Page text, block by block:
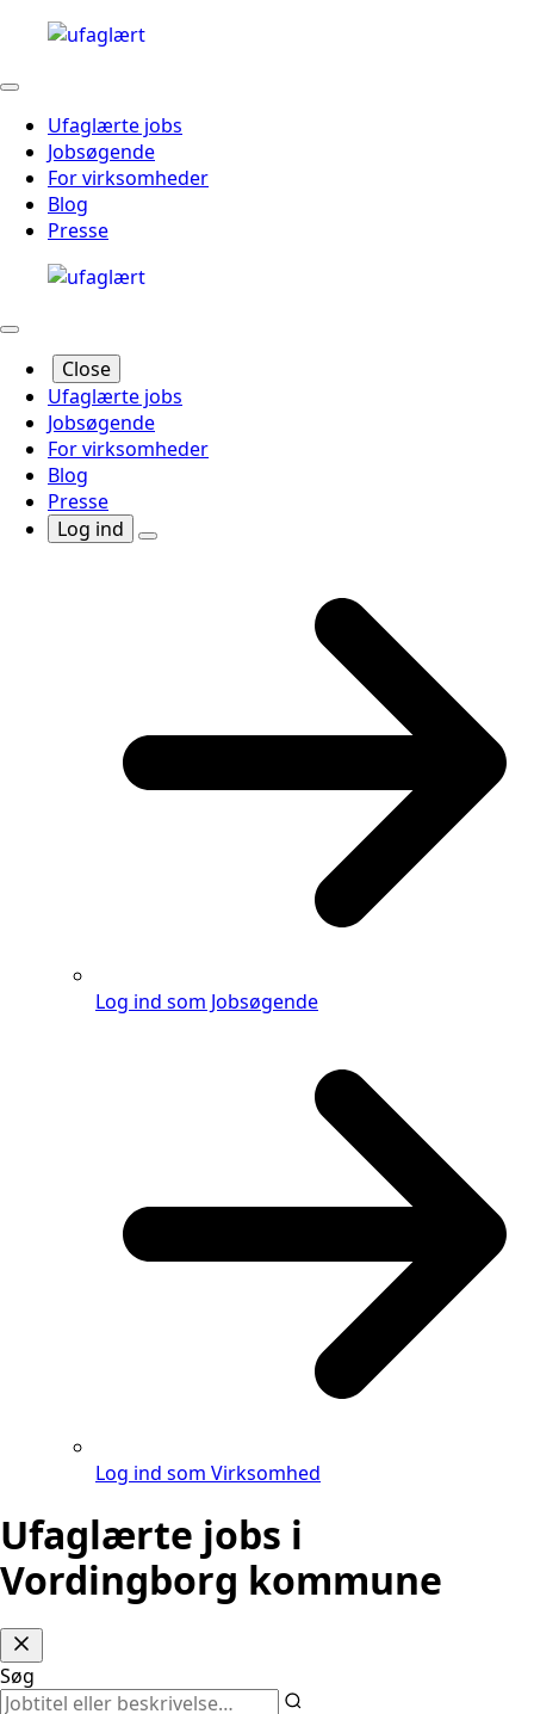
Ufaglærte jobs
Jobsøgende
For virksomheder
Blog
Presse
Close
Ufaglærte jobs
Jobsøgende
For virksomheder
Blog
Presse
Log ind
Log ind som Jobsøgende
Log ind som Virksomhed
Ufaglærte jobs i
Vordingborg kommune
Søg